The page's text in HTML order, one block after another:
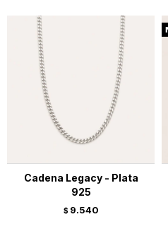
Cadena Legacy - Plata
925
$ 9.540